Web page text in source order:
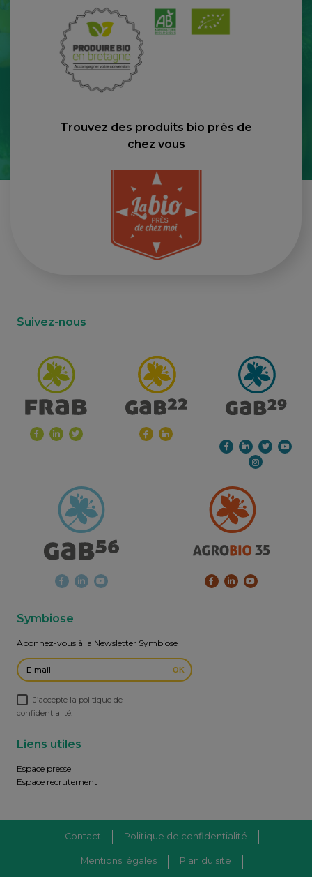
Trouvez des produits bio près de
chez vous
Suivez-nous
Symbiose
Abonnez-vous à la Newsletter Symbiose
J’accepte la politique de
confidentialité.
OK
Liens utiles
Espace presse
Espace recrutement
Contact Politique de confidentialité
Mentions légales Plan du site